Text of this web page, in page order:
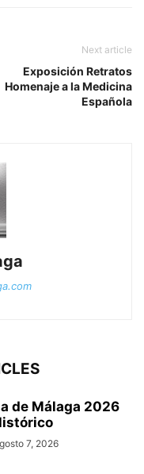
Next article
Exposición Retratos
Homenaje a la Medicina
Española
de Málaga 2026
7, 2026